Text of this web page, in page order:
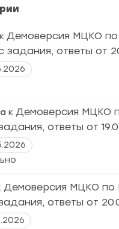
к Демоверсия МЦКО
задания, ответы от
к Демоверсия МЦКО
ответы от
Демоверсия МЦКО по
ответы от